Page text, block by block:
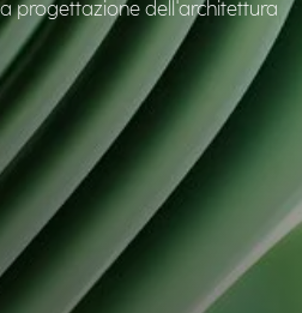
progettazione dell'architettura